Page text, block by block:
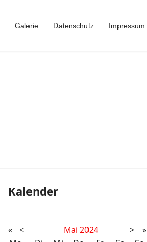
Galerie Datenschutz Impressum
Kalender
« < Mai 2024 >
»